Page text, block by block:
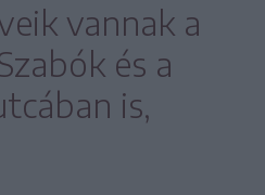
vannak a
és a
is,